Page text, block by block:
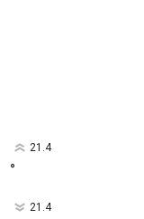
21.4
°
21.4